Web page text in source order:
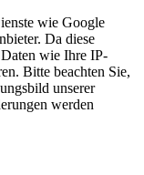
wie Google
Da diese
wie Ihre IP-
Bitte beachten Sie,
unserer
werden